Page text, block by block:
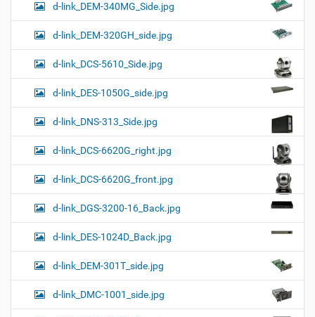
d-link_DEM-340MG_Side.jpg
d-link_DEM-320GH_side.jpg
d-link_DCS-5610_Side.jpg
d-link_DES-1050G_side.jpg
d-link_DNS-313_Side.jpg
d-link_DCS-6620G_right.jpg
d-link_DCS-6620G_front.jpg
d-link_DGS-3200-16_Back.jpg
d-link_DES-1024D_Back.jpg
d-link_DEM-301T_side.jpg
d-link_DMC-1001_side.jpg